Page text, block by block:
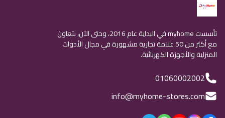
تأسست myhome في البداية عام 2016، وحتى الآن، نتعاون
مع أكثر من 50 علامة تجارية مشهورة في مجال الأدوات
المنزلية والأجهزة الكهربائية.
01060002002
info@myhome-stores.com